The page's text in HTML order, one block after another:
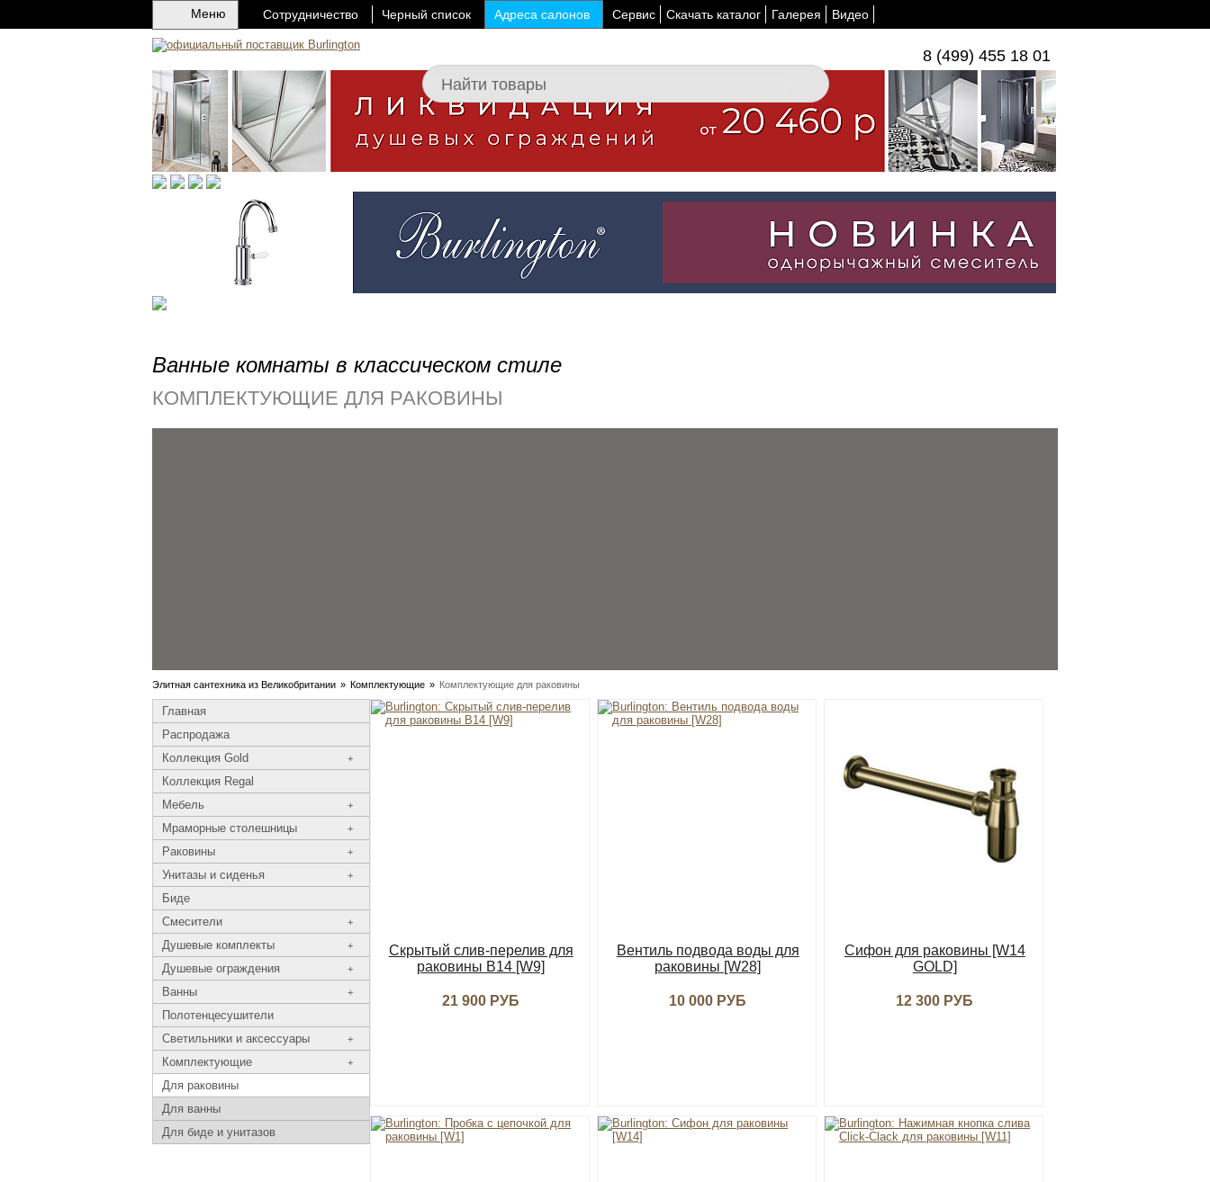
Сотрудничество Черный список Адреса салонов Сервис Скачать каталог Галерея Видео
8 (499) 455 18 01
Меню
Ванные комнаты в классическом стиле
КОМПЛЕКТУЮЩИЕ ДЛЯ РАКОВИНЫ
Элитная сантехника из Великобритании » Комплектующие » Комплектующие для раковины
Главная
Распродажа
Коллекция Gold
+
Коллекция Regal
Мебель
+
Мраморные столешницы +
Раковины +
Унитазы и сиденья +
Биде
Смесители
+
Душевые комплекты +
Душевые ограждения +
Ванны +
Полотенцесушители
Светильники и аксессуары
+
Комплектующие +
Для раковины
Для ванны
Для биде и унитазов
Скрытый слив-перелив для
раковины B14 [W9]
21 900 РУБ
Вентиль подвода воды для
раковины [W28]
10 000 РУБ
Сифон для раковины [W14
GOLD]
12 300 РУБ